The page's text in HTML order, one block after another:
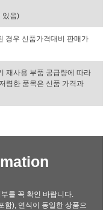
있음)
경우 신품가격대비 판매가
재사용 부품 공급량에 따라
렴한 품목은 신품 가격과
를 꼭 확인 바랍니다.
), 연식이 동일한 상품으